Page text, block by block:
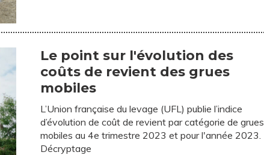
Le point sur l'évolution des
coûts de revient des grues
mobiles
L’Union française du levage (UFL) publie l’indice
d’évolution de coût de revient par catégorie de grues
mobiles au 4e trimestre 2023 et pour l'année 2023.
Décryptage